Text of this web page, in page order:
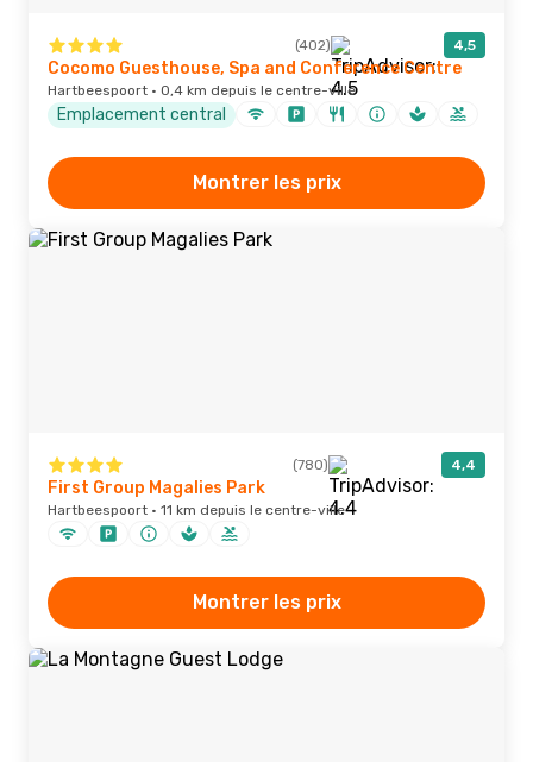
(402) 4,5
Cocomo Guesthouse, Spa and Conference Centre
Hartbeespoort · 0,4 km depuis le centre-ville
Emplacement central
Montrer les prix
(780) 4,4
First Group Magalies Park
Hartbeespoort · 11 km depuis le centre-ville
Montrer les prix